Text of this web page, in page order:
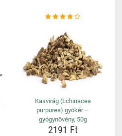
Kasvirág (Echinacea
purpurea) gyökér –
gyógynövény, 50g
2191 Ft